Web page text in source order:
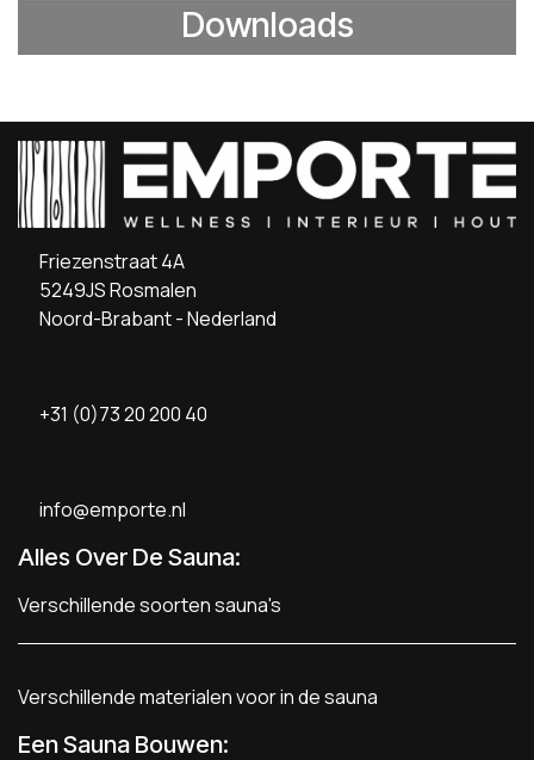
Downloads
Friezenstraat 4A
5249JS Rosmalen
Noord-Brabant - Nederland
+31 (0)73 20 200 40
info@emporte.nl
Alles Over De Sauna:
Verschillende soorten sauna's
Verschillende materialen voor in de sauna
Een Sauna Bouwen: